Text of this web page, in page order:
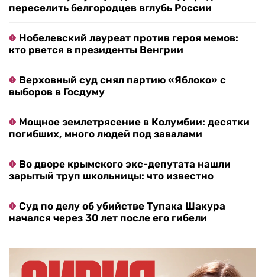
переселить белгородцев вглубь России
Нобелевский лауреат против героя мемов:
кто рвется в президенты Венгрии
Верховный суд снял партию «Яблоко» с
выборов в Госдуму
Мощное землетрясение в Колумбии: десятки
погибших, много людей под завалами
Во дворе крымского экс-депутата нашли
зарытый труп школьницы: что известно
Суд по делу об убийстве Тупака Шакура
начался через 30 лет после его гибели